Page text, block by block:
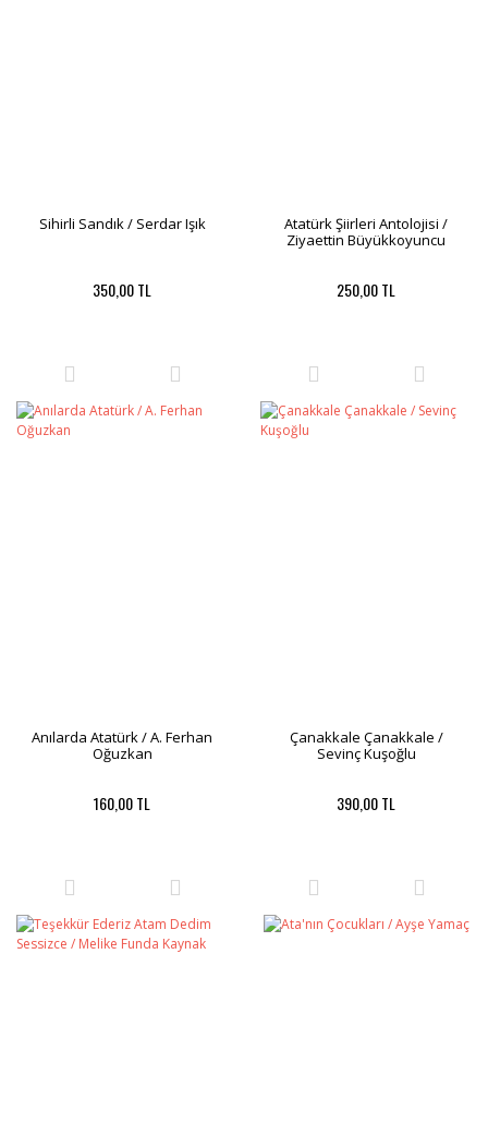
Sihirli Sandık / Serdar Işık
350,00 TL
Atatürk Şiirleri Antolojisi /
Ziyaettin Büyükkoyuncu
250,00 TL
Anılarda Atatürk / A. Ferhan
Oğuzkan
160,00 TL
Çanakkale Çanakkale /
Sevinç Kuşoğlu
390,00 TL